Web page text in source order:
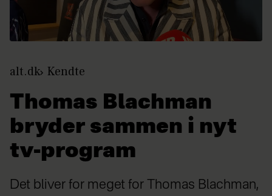
alt.dk Kendte
Thomas Blachman
bryder sammen i nyt
tv-program
Det bliver for meget for Thomas Blachman,